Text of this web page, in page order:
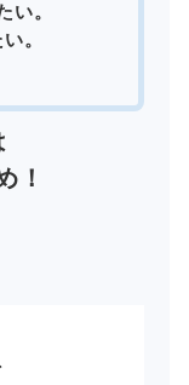
い。
。
！